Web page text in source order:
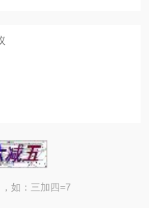
如：三加四=7